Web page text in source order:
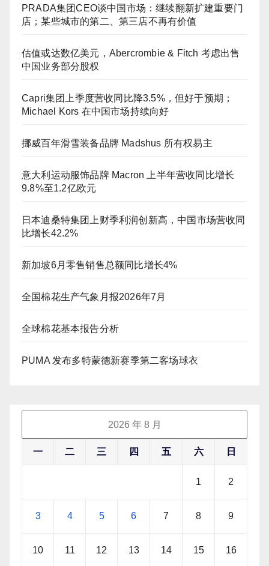
PRADA集团CEO谈中国市场：继续翻新扩建重要门
店；某些城市的第二、第三店不再有价值
估值或达数亿美元，Abercrombie & Fitch 考虑出售
中国业务部分股权
Capri集团上季度营收同比降3.5%，但好于预期；
Michael Kors 在中国市场持续向好
挪威百年滑雪装备品牌 Madshus 所有权易主
意大利运动服饰品牌 Macron 上半年营收同比增长
9.8%至1.2亿欧元
日本迪桑特集团上财季利润创新高，中国市场营收同
比增长42.2%
新加坡6月零售销售总额同比增长4%
全国棉花生产气象月报2026年7月
全球棉花基本报告分析
PUMA 发布多特蒙德新赛季第二客场球衣
2026 年 8 月
一 二 三 四 五 六 日
1 2
3 4 5 6 7 8 9
10 11 12 13 14 15 16